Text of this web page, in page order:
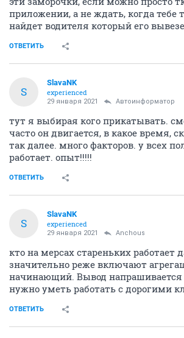
приложении, а не ждать, когда тебе
найдет водителя который его
ОТВЕТИТЬ
S
SlavaNK
experienced
29 января 2021 Автоинформатор
тут я выбирая кого прикатывать.
часто он двигается, в какое время,
так далее. много факторов. у всех
работает. опыт!!!!!
ОТВЕТИТЬ
S
SlavaNK
experienced
29 января 2021 Anchous
кто на мерсах стареньких работает
значительно реже включают
начинающий. Вывод напрашивается
нужно уметь работать с дорогими
ОТВЕТИТЬ